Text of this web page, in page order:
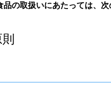
の取扱いにあたっては、